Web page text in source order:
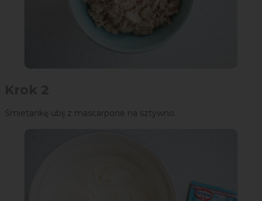
Śmietankę ubij z mascarpone na sztywno.